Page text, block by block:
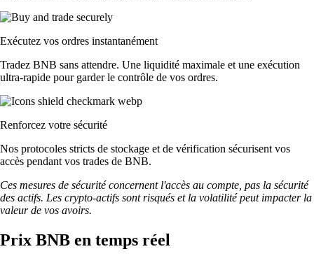
Exécutez vos ordres instantanément
Tradez BNB sans attendre. Une liquidité maximale et une exécution
ultra-rapide pour garder le contrôle de vos ordres.
Renforcez votre sécurité
Nos protocoles stricts de stockage et de vérification sécurisent vos
accès pendant vos trades de BNB.
Ces mesures de sécurité concernent l'accès au compte, pas la sécurité
des actifs. Les crypto-actifs sont risqués et la volatilité peut impacter la
valeur de vos avoirs.
Prix BNB en temps réel